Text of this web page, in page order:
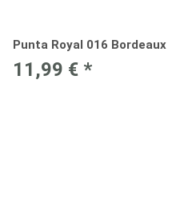
Punta Royal 016 Bordeaux
11,99 € *